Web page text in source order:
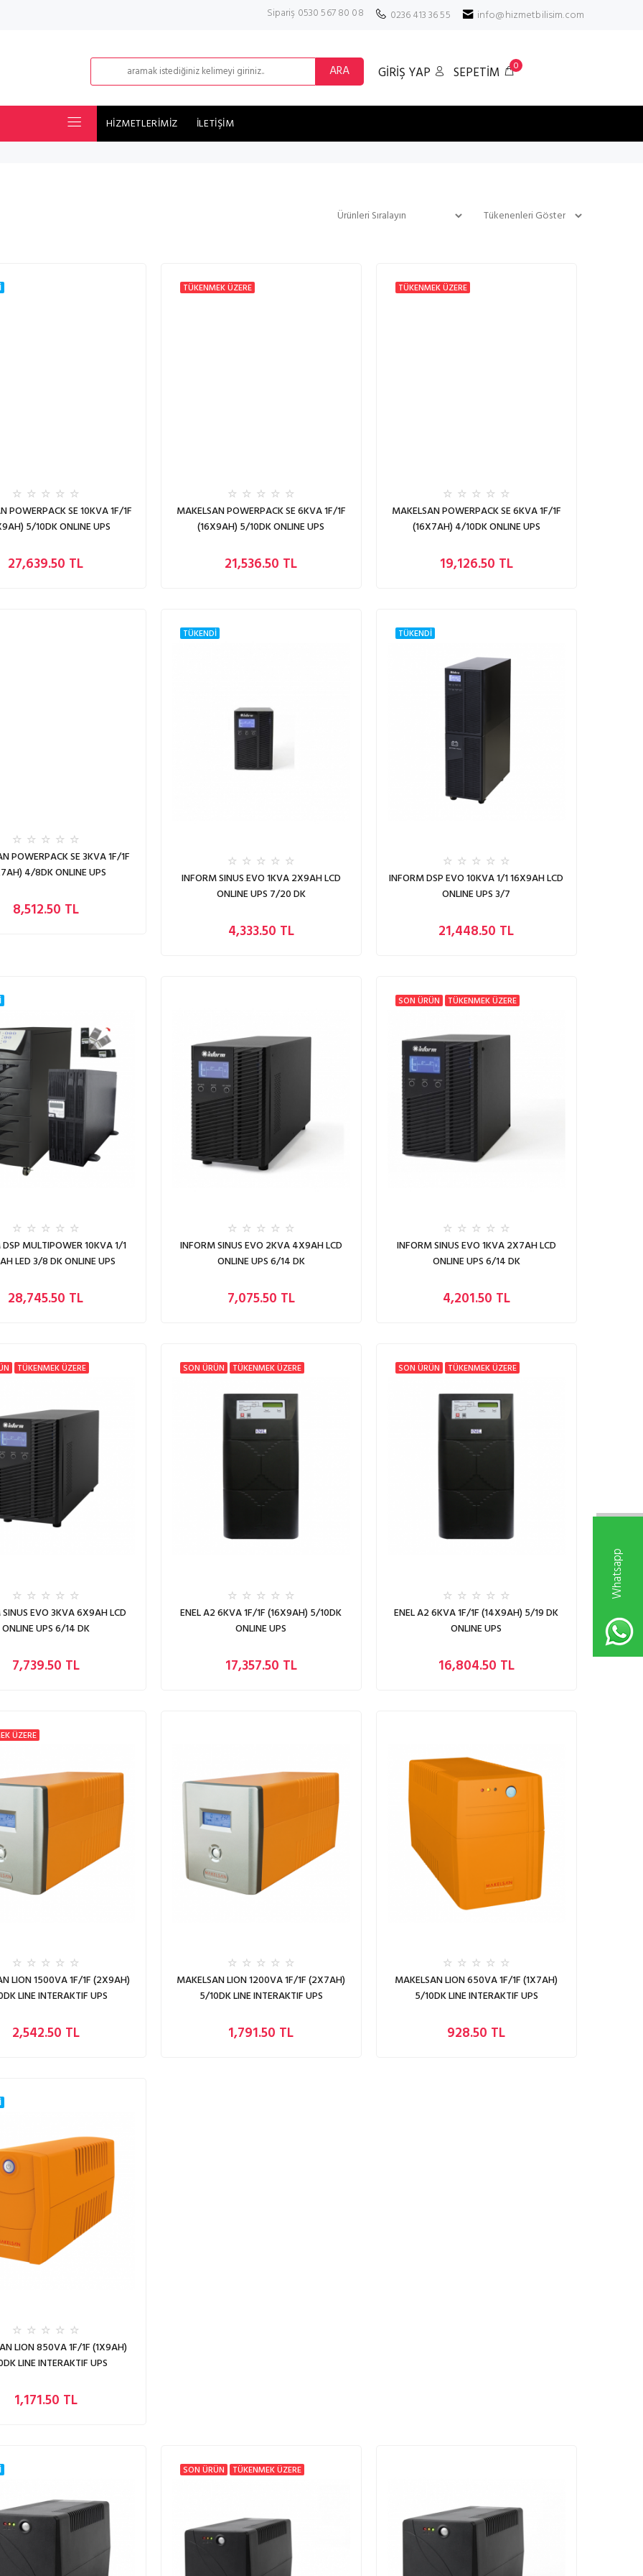
W
h
a
t
s
a
p
p
D
e
s
t
e
k
H
a
t
t
Sipariş 0530 567 80 08 0236 413 36 55 info@hizmetbilisim.com
ARA GİRİŞ YAP SEPETİM 0
HİZMETLERİMİZ İLETİŞİM
POWERPACK SE 10KVA 1F/1F
5/10DK ONLINE UPS
27,639.50 TL
TÜKENMEK ÜZERE
MAKELSAN POWERPACK SE 6KVA 1F/1F
(16X9AH) 5/10DK ONLINE UPS
21,536.50 TL
TÜKENMEK ÜZERE
MAKELSAN POWERPACK SE 6KVA 1F/1F
(16X7AH) 4/10DK ONLINE UPS
19,126.50 TL
POWERPACK SE 3KVA 1F/1F
4/8DK ONLINE UPS
8,512.50 TL
TÜKENDİ
INFORM SINUS EVO 1KVA 2X9AH LCD
ONLINE UPS 7/20 DK
4,333.50 TL
TÜKENDİ
INFORM DSP EVO 10KVA 1/1 16X9AH LCD
ONLINE UPS 3/7
21,448.50 TL
MULTIPOWER 10KVA 1/1
LED 3/8 DK ONLINE UPS
28,745.50 TL
INFORM SINUS EVO 2KVA 4X9AH LCD
ONLINE UPS 6/14 DK
7,075.50 TL
SON ÜRÜN TÜKENMEK ÜZERE
INFORM SINUS EVO 1KVA 2X7AH LCD
ONLINE UPS 6/14 DK
4,201.50 TL
TÜKENMEK ÜZERE
EVO 3KVA 6X9AH LCD
ONLINE UPS 6/14 DK
7,739.50 TL
SON ÜRÜN TÜKENMEK ÜZERE
ENEL A2 6KVA 1F/1F (16X9AH) 5/10DK
ONLINE UPS
17,357.50 TL
SON ÜRÜN TÜKENMEK ÜZERE
ENEL A2 6KVA 1F/1F (14X9AH) 5/19 DK
ONLINE UPS
16,804.50 TL
ÜZERE
LION 1500VA 1F/1F (2X9AH)
LINE INTERAKTIF UPS
2,542.50 TL
MAKELSAN LION 1200VA 1F/1F (2X7AH)
5/10DK LINE INTERAKTIF UPS
1,791.50 TL
MAKELSAN LION 650VA 1F/1F (1X7AH)
5/10DK LINE INTERAKTIF UPS
928.50 TL
LION 850VA 1F/1F (1X9AH)
LINE INTERAKTIF UPS
1,171.50 TL
SON ÜRÜN TÜKENMEK ÜZERE